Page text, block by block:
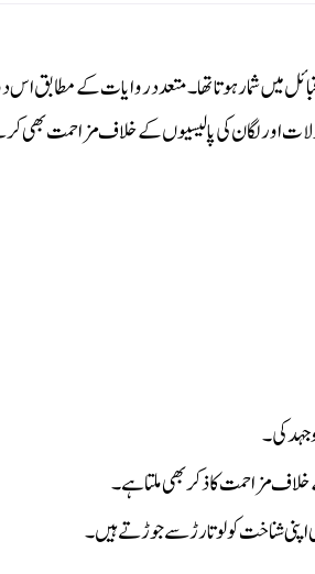
میں شمار ہوتا تھا۔ متعدد روایات کے مطابق اس
اور لگان کی پالیسیوں کے خلاف مزاحمت بھی
کی۔
مزاحمت کا ذکر بھی ملتا ہے۔
شناخت کولو تارڑ سے جوڑتے ہیں۔